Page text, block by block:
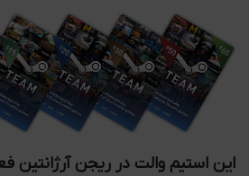
این استیم والت در ریجن آرژانتین